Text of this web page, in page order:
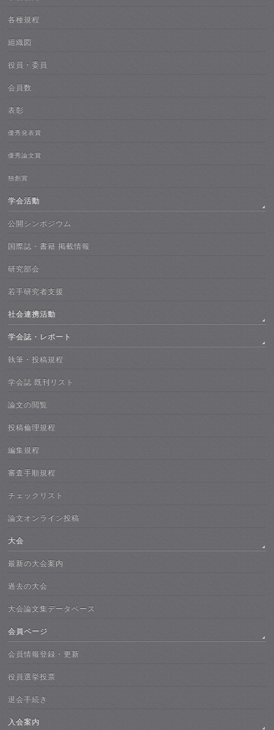
各種規程
組織図
役員・委員
会員数
表彰
優秀発表賞
優秀論文賞
独創賞
学会活動
公開シンポジウム
国際誌・書籍 掲載情報
研究部会
若手研究者支援
社会連携活動
学会誌・レポート
執筆・投稿規程
学会誌 既刊リスト
論文の閲覧
投稿倫理規程
編集規程
審査手順規程
チェックリスト
論文オンライン投稿
大会
最新の大会案内
過去の大会
大会論文集データベース
会員ページ
会員情報登録・更新
役員選挙投票
退会手続き
入会案内